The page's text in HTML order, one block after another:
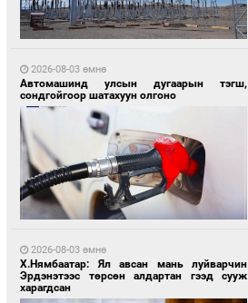
УИХ-ын дарга С.Бямбацогт Сутай хайрхны
тэнгэрийг тахих тахилгад оролцлоо
12 цагийн өмнө өмнө
Зургаан цагаан мэнгэтэй харагчин үхэр
өдөр
2026-08-03 өмнө
Автомашинд улсын дугаарын тэгш,
сондгойгоор шатахуун олгоно
2026-08-03 өмнө
Х.Нямбаатар: Ял авсан мань луйварчин
Эрдэнэтээс төрсөн алдартан гээд сууж
харагдсан